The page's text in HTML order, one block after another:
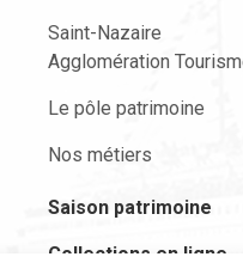
Saint-Nazaire
Agglomération
Le pôle patrimoine
Nos métiers
Saison patrimoine
Collections en ligne